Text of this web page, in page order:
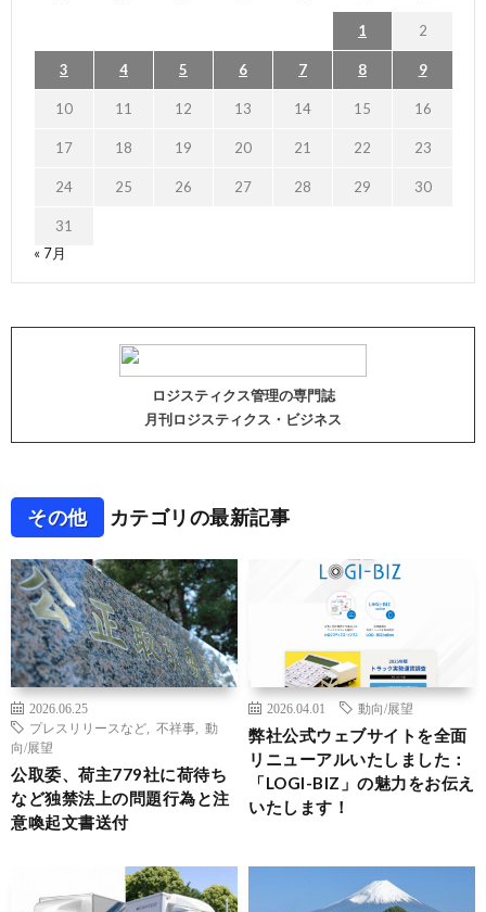
1 2
3 4 5 6 7 8 9
10 11 12 13 14 15 16
17 18 19 20 21 22 23
24 25 26 27 28 29 30
31
« 7月
ロジスティクス管理の専門誌
月刊ロジスティクス・ビジネス
その他 カテゴリの最新記事
2026.06.25
プレスリリースなど
不祥事
動
向/展望
公取委、荷主779社に荷待ち
など独禁法上の問題行為と注
意喚起文書送付
2026.04.01 動向/展望
弊社公式ウェブサイトを全面
リニューアルいたしました：
「LOGI-BIZ」の魅力をお伝え
いたします！